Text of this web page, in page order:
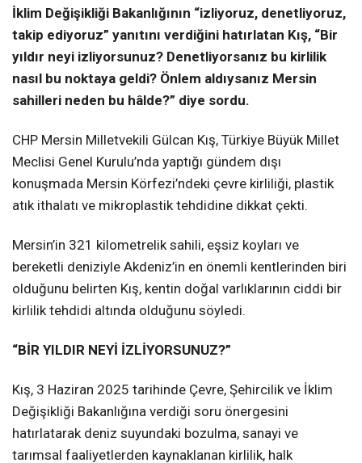
İklim Değişikliği Bakanlığının “izliyoruz, denetliyoruz,
takip ediyoruz” yanıtını verdiğini hatırlatan Kış, “Bir
yıldır neyi izliyorsunuz? Denetliyorsanız bu kirlilik
nasıl bu noktaya geldi? Önlem aldıysanız Mersin
sahilleri neden bu hâlde?” diye sordu.
CHP Mersin Milletvekili Gülcan Kış, Türkiye Büyük Millet
Meclisi Genel Kurulu’nda yaptığı gündem dışı
konuşmada Mersin Körfezi’ndeki çevre kirliliği, plastik
atık ithalatı ve mikroplastik tehdidine dikkat çekti.
Mersin’in 321 kilometrelik sahili, eşsiz koyları ve
bereketli deniziyle Akdeniz’in en önemli kentlerinden biri
olduğunu belirten Kış, kentin doğal varlıklarının ciddi bir
kirlilik tehdidi altında olduğunu söyledi.
“BİR YILDIR NEYİ İZLİYORSUNUZ?”
Kış, 3 Haziran 2025 tarihinde Çevre, Şehircilik ve İklim
Değişikliği Bakanlığına verdiği soru önergesini
hatırlatarak deniz suyundaki bozulma, sanayi ve
tarımsal faaliyetlerden kaynaklanan kirlilik, halk